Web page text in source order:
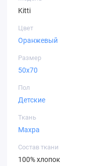
Kitti
Цвет
Оранжевый
Размер
50х70
Пол
Детские
Ткань
Махра
Состав ткани
100% хлопок